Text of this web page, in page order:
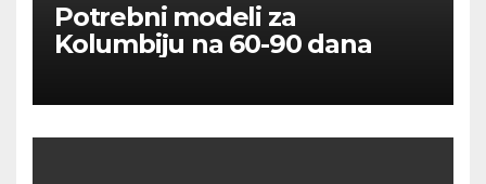
Potrebni modeli za
Kolumbiju na 60-90 dana